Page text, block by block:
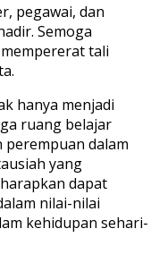
pegawai, dan
Semoga
tali
hanya menjadi
ruang belajar
dalam
yang
dapat
nilai-nilai
kehidupan sehari-